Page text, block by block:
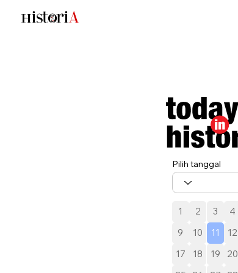
Pilih tanggal
1 2 3 4
9
10 11 12
17
18 19 20